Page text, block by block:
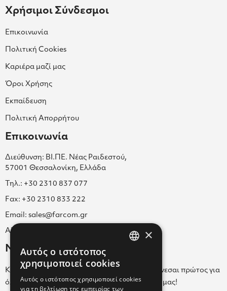
Χρήσιμοι Σύνδεσμοι
Επικοινωνία
Πολιτική Cookies
Καριέρα μαζί μας
Όροι Χρήσης
Εκπαίδευση
Πολιτική Απορρήτου
Επικοινωνία
Διεύθυνση: ΒΙ.ΠΕ. Νέας Ραιδεστού,
57001 Θεσσαλονίκη, Ελλάδα
Τηλ.: +30 2310 837 077
Fax: +30 2310 833 222
Email: sales@farcom.gr
ΑΡ.Γ.Ε.ΜΗ. 038365205000
Newsletter
Κάνε εγγραφή στο Newsletter για να ενημερώνεσαι πρώτος για
όλα τα νέα μας και τα ολοκαίνουρια προϊόντα μας!
×
Αυτός ο ιστότοπος
χρησιμοποιεί cookies
Αυτός ο ιστότοπος χρησιμοποιεί cookies
για τη βελτίωση της εμπειρίας των